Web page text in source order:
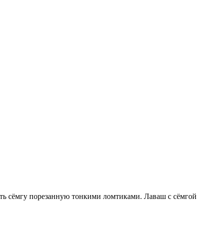
сёмгу порезанную тонкими ломтиками. Лаваш с сёмгой